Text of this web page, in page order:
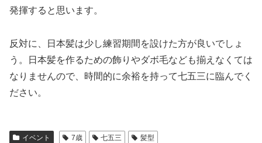
発揮すると思います。
反対に、日本髪は少し練習期間を設けた方が良いでしょ
う。日本髪を作るための飾りやダボ毛なども揃えなくては
なりませんので、時間的に余裕を持って七五三に臨んでく
ださい。
イベント 7歳 七五三 髪型